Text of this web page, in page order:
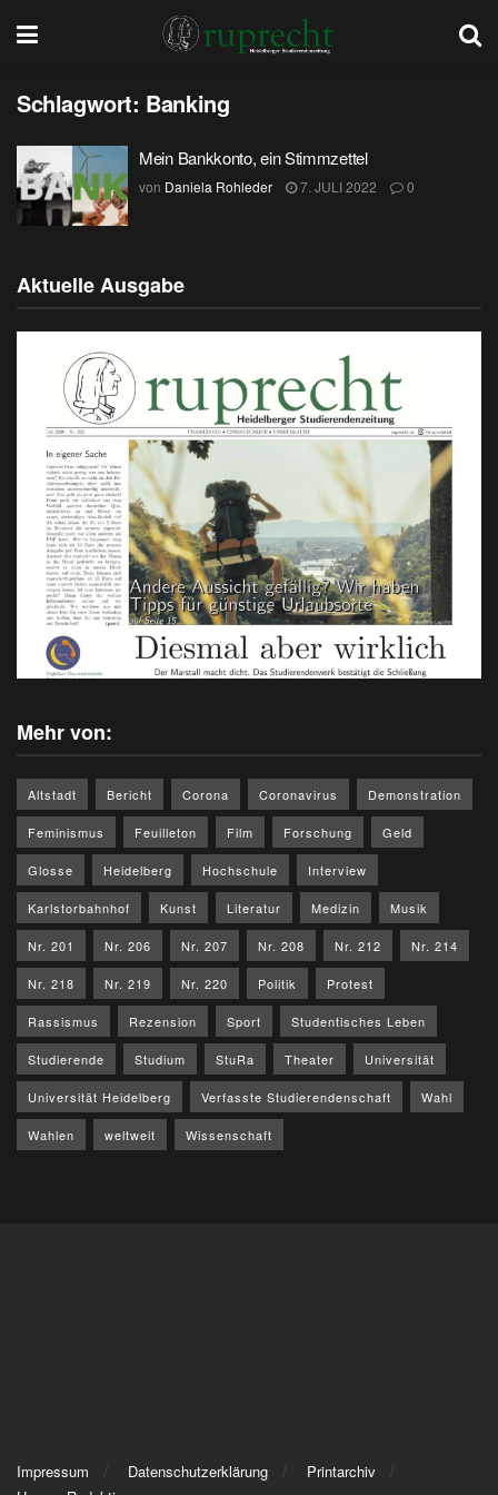
Schlagwort: Banking
Mein Bankkonto, ein Stimmzettel
von Daniela Rohleder 7. JULI 2022 0
Aktuelle Ausgabe
Mehr von:
Altstadt Bericht Corona Coronavirus Demonstration
Feminismus Feuilleton Film Forschung Geld
Glosse Heidelberg Hochschule Interview
Karlstorbahnhof Kunst Literatur Medizin Musik
Nr. 201 Nr. 206 Nr. 207 Nr. 208 Nr. 212 Nr. 214
Nr. 218 Nr. 219 Nr. 220 Politik Protest
Rassismus Rezension Sport Studentisches Leben
Studierende Studium StuRa Theater Universität
Universität Heidelberg Verfasste Studierendenschaft Wahl
Wahlen weltweit Wissenschaft
Impressum Datenschutzerklärung
Printarchiv